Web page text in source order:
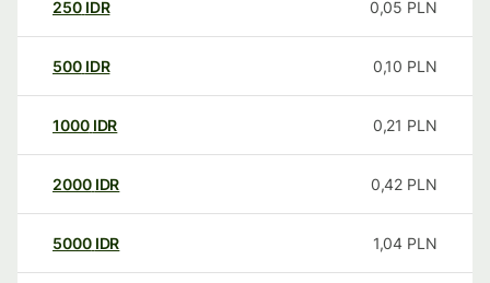
250 IDR 0,05 PLN
500 IDR 0,10 PLN
1000 IDR 0,21 PLN
2000 IDR 0,42 PLN
5000 IDR 1,04 PLN